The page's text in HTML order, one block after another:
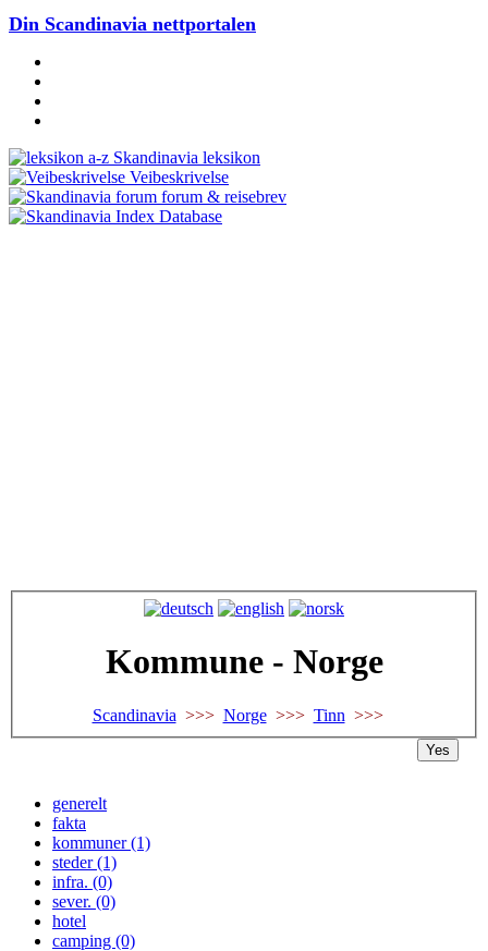
Din Scandinavia nettportalen
Skandinavia leksikon
Veibeskrivelse
forum & reisebrev
Database
Kommune - Norge
Scandinavia >>> Norge>>> Tinn
generelt
fakta
kommuner (1)
steder (1)
infra. (0)
sever. (0)
hotel
camping (0)
Yes